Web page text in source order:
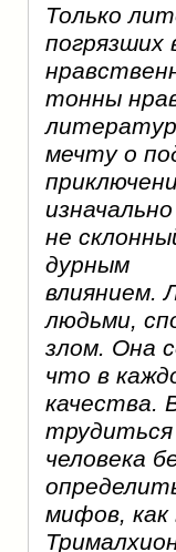
Только
погрязших
тонны
мечту о
не
дурным
влиянием.
людьми,
злом. Она
что в
качества.
трудиться
человека
мифов, как